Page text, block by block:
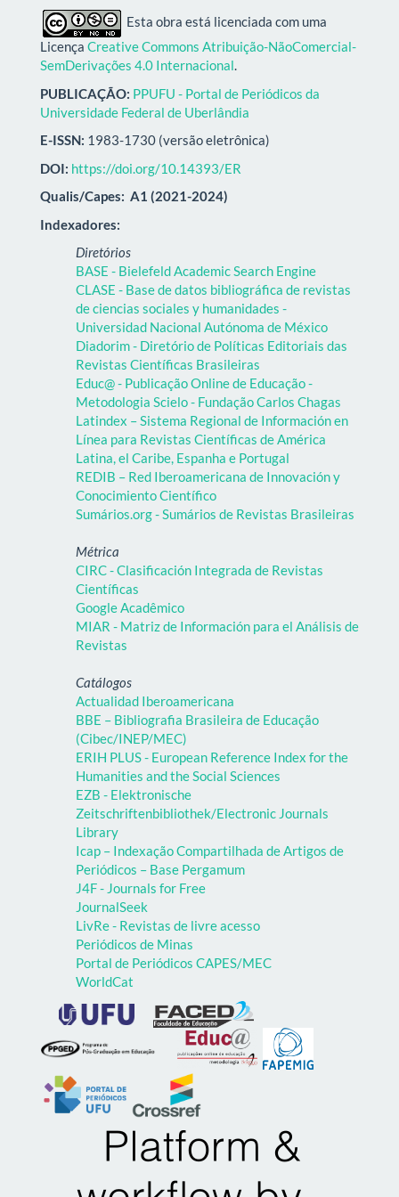
Esta obra está licenciada com uma
Licença Creative Commons Atribuição-NãoComercial-
SemDerivações 4.0 Internacional.
PUBLICAÇÃO: PPUFU - Portal de Periódicos da
Universidade Federal de Uberlândia
E-ISSN: 1983-1730 (versão eletrônica)
DOI: https://doi.org/10.14393/ER
Qualis/Capes: A1 (2021-2024)
Indexadores:
Diretórios
BASE - Bielefeld Academic Search Engine
CLASE - Base de datos bibliográfica de revistas
de ciencias sociales y humanidades -
Universidad Nacional Autónoma de México
Diadorim - Diretório de Políticas Editoriais das
Revistas Científicas Brasileiras
Educ@ - Publicação Online de Educação -
Metodologia Scielo - Fundação Carlos Chagas
Latindex – Sistema Regional de Información en
Línea para Revistas Científicas de América
Latina, el Caribe, Espanha e Portugal
REDIB – Red Iberoamericana de Innovación y
Conocimiento Científico
Sumários.org - Sumários de Revistas Brasileiras
Métrica
CIRC - Clasificación Integrada de Revistas
Científicas
Google Acadêmico
MIAR - Matriz de Información para el Análisis de
Revistas
Catálogos
Actualidad Iberoamericana
BBE – Bibliografia Brasileira de Educação
(Cibec/INEP/MEC)
ERIH PLUS - European Reference Index for the
Humanities and the Social Sciences
EZB - Elektronische
Zeitschriftenbibliothek/Electronic Journals
Library
Icap – Indexação Compartilhada de Artigos de
Periódicos – Base Pergamum
J4F - Journals for Free
JournalSeek
LivRe - Revistas de livre acesso
Periódicos de Minas
Portal de Periódicos CAPES/MEC
WorldCat